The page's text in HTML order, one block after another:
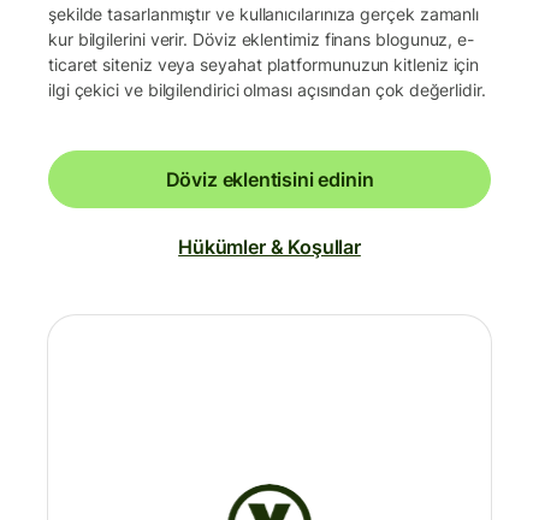
şekilde tasarlanmıştır ve kullanıcılarınıza gerçek zamanlı
kur bilgilerini verir. Döviz eklentimiz finans blogunuz, e-
ticaret siteniz veya seyahat platformunuzun kitleniz için
ilgi çekici ve bilgilendirici olması açısından çok değerlidir.
Döviz eklentisini edinin
Hükümler & Koşullar